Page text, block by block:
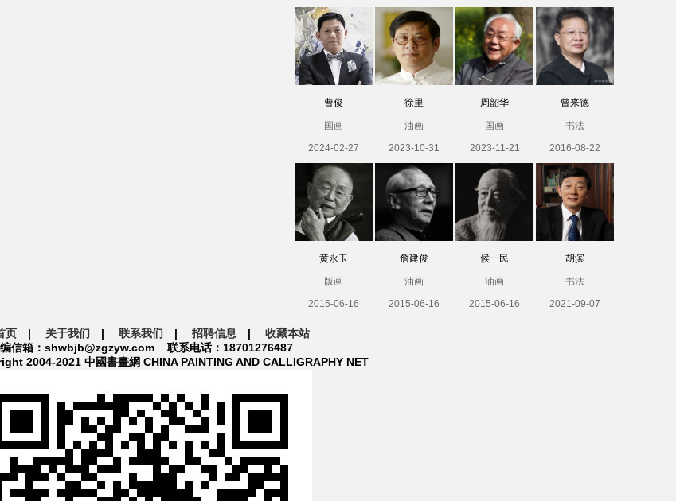
曹俊
国画
2024-02-27
徐里
油画
2023-10-31
周韶华
国画
2023-11-21
曾来德
书法
2016-08-22
黄永玉
版画
2015-06-16
詹建俊
油画
2015-06-16
候一民
油画
2015-06-16
胡滨
书法
2021-09-07
页 | 关于我们 | 联系我们 | 招聘信息 | 收藏本站
信箱：shwbjb@zgzyw.com 联系电话：18701276487
2004-2021 中國書畫網 CHINA PAINTING AND CALLIGRAPHY NET